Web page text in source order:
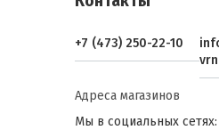
+7 (473) 250-22-10
Адреса магазинов
Мы в социальных сетях: